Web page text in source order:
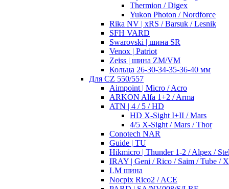
Thermion / Digex
Yukon Photon / Nordforce
Rika NV | xRS / Barsuk / Lesnik
SFH VARD
Swarovski | шина SR
Venox | Patriot
Zeiss | шина ZM/VM
Кольца 26-30-34-35-36-40 мм
Для CZ 550/557
Aimpoint | Micro / Acro
ARKON Alfa 1+2 / Arma
ATN | 4 / 5 / HD
HD X-Sight I+II / Mars
4/5 X-Sight / Mars / Thor
Conotech NAR
Guide | TU
Hikmicro | Thunder 1-2 / Alpex /
IRAY | Geni / Rico / Saim / Tube /
LM шина
Nocpix Rico2 / ACE